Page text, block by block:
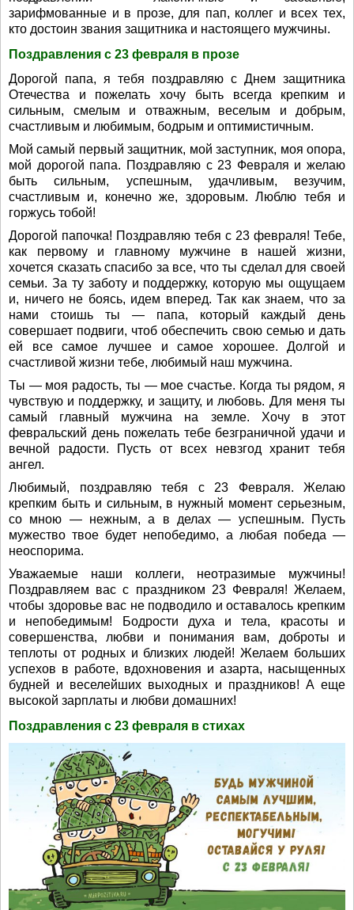
зарифмованные и в прозе, для пап, коллег и всех тех,
кто достоин звания защитника и настоящего мужчины.
Поздравления с 23 февраля в прозе
Дорогой папа, я тебя поздравляю с Днем защитника
Отечества и пожелать хочу быть всегда крепким и
сильным, смелым и отважным, веселым и добрым,
счастливым и любимым, бодрым и оптимистичным.
Мой самый первый защитник, мой заступник, моя опора,
мой дорогой папа. Поздравляю с 23 Февраля и желаю
быть сильным, успешным, удачливым, везучим,
счастливым и, конечно же, здоровым. Люблю тебя и
горжусь тобой!
Дорогой папочка! Поздравляю тебя с 23 февраля! Тебе,
как первому и главному мужчине в нашей жизни,
хочется сказать спасибо за все, что ты сделал для своей
семьи. За ту заботу и поддержку, которую мы ощущаем
и, ничего не боясь, идем вперед. Так как знаем, что за
нами стоишь ты — папа, который каждый день
совершает подвиги, чтоб обеспечить свою семью и дать
ей все самое лучшее и самое хорошее. Долгой и
счастливой жизни тебе, любимый наш мужчина.
Ты — моя радость, ты — мое счастье. Когда ты рядом, я
чувствую и поддержку, и защиту, и любовь. Для меня ты
самый главный мужчина на земле. Хочу в этот
февральский день пожелать тебе безграничной удачи и
вечной радости. Пусть от всех невзгод хранит тебя
ангел.
Любимый, поздравляю тебя с 23 Февраля. Желаю
крепким быть и сильным, в нужный момент серьезным,
со мною — нежным, а в делах — успешным. Пусть
мужество твое будет непобедимо, а любая победа —
неоспорима.
Уважаемые наши коллеги, неотразимые мужчины!
Поздравляем вас с праздником 23 Февраля! Желаем,
чтобы здоровье вас не подводило и оставалось крепким
и непобедимым! Бодрости духа и тела, красоты и
совершенства, любви и понимания вам, доброты и
теплоты от родных и близких людей! Желаем больших
успехов в работе, вдохновения и азарта, насыщенных
будней и веселейших выходных и праздников! А еще
высокой зарплаты и любви домашних!
Поздравления с 23 февраля в стихах